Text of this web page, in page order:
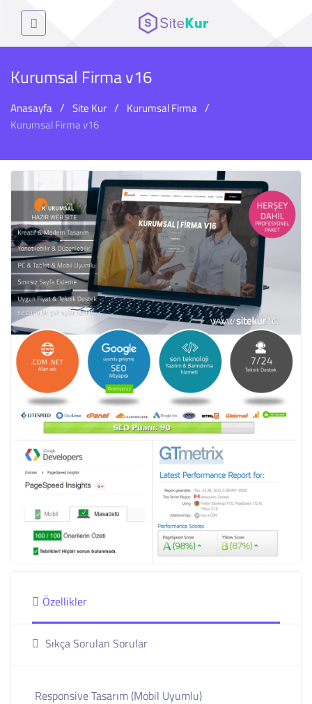
Kurumsal Firma v16
Anasayfa Site Kur
Kurumsal Firma
Kurumsal Firma v16
Özellikler
Sıkça Sorulan Sorular
Responsive Tasarım (Mobil Uyumlu)